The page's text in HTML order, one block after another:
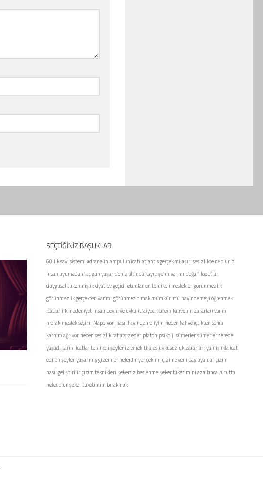
SEÇTIĞINIZ BAŞLIKLAR
60'lık sayı sistemi adranelin ampulun icatı atlantis gerçek mi aşırı sesizlikte ne olur bi
insan uyumadan kaç gün yaşardeniz altında kayıp şehir var mı doğa filozofları
duygusal tükenmişlikdyatlov geçidi elamlaren tehlikeli mesleklergörünmezlik
görünmezlik gerçekten var mı görünmez olmak mümkün mü hayır demeyi öğrenmek
icatlar ilk medenıyet insan beyni ve uyku itfaiyeci kafein kahvenin zararları var mı
merak meslek seçimi Napolyon nasıl hayır demeliyim neden kahve içtikten sonra
karnım ağrıyor neden sesizlik rahatsız eder platon psikolji sümerlersümerler nerede
yaşadı tarihi icatlartehlikeli şeyler izlemekthales uykusuzluk zararları yanlışlıkla icat
edilen şeyleryaşanmış gizemler nelerdiryer çekimi çizime yeni başlayanlarçizim
nasıl geliştirilirçizim teknikleri şekersiz beslenmeşeker tüketimini azaltınca vücutta
neler olurşeker tüketimini bırakmak